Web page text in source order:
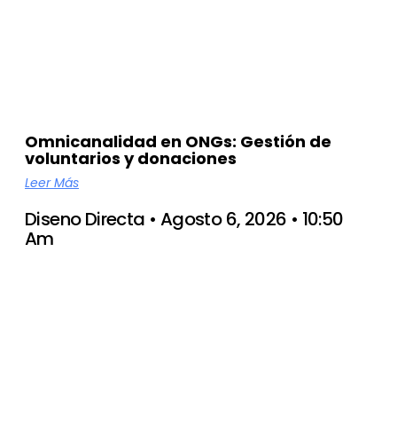
Omnicanalidad en ONGs: Gestión de
voluntarios y donaciones
Leer Más
Diseno Directa Agosto 6, 2026 10:50
Am